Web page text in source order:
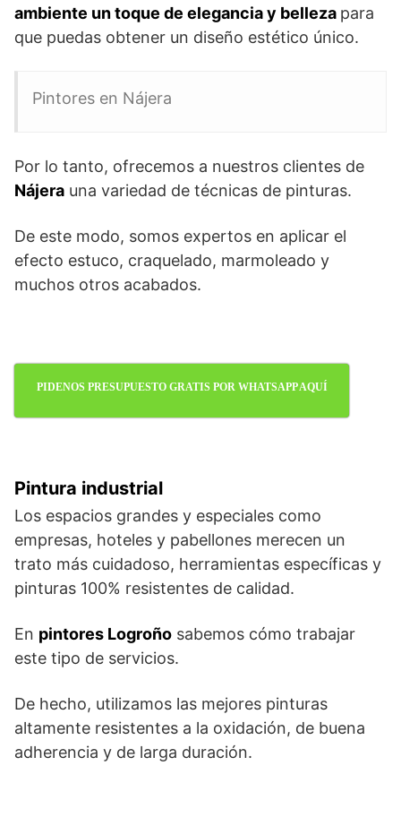
ambiente un toque de elegancia y belleza para
que puedas obtener un diseño estético único.
Pintores en Nájera
Por lo tanto, ofrecemos a nuestros clientes de
Nájera una variedad de técnicas de pinturas.
De este modo, somos expertos en aplicar el
efecto estuco, craquelado, marmoleado y
muchos otros acabados.
PIDENOS PRESUPUESTO GRATIS POR WHATSAPP AQUÍ
Pintura industrial
Los espacios grandes y especiales como
empresas, hoteles y pabellones merecen un
trato más cuidadoso, herramientas específicas y
pinturas 100% resistentes de calidad.
En pintores Logroño sabemos cómo trabajar
este tipo de servicios.
De hecho, utilizamos las mejores pinturas
altamente resistentes a la oxidación, de buena
adherencia y de larga duración.